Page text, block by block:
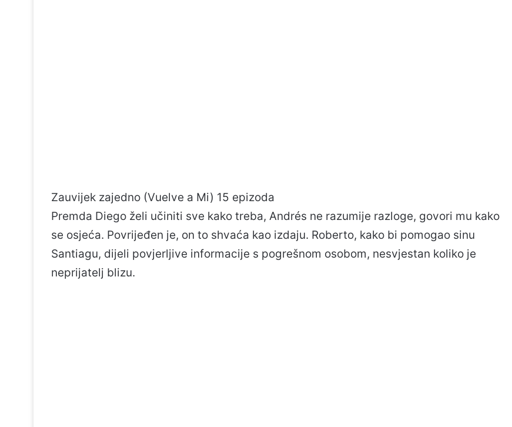
Zauvijek zajedno (Vuelve a Mi) 15 epizoda
Premda Diego želi učiniti sve kako treba, Andrés ne razumije razloge, govori mu kako
se osjeća. Povrijeđen je, on to shvaća kao izdaju. Roberto, kako bi pomogao sinu
Santiagu, dijeli povjerljive informacije s pogrešnom osobom, nesvjestan koliko je
neprijatelj blizu.